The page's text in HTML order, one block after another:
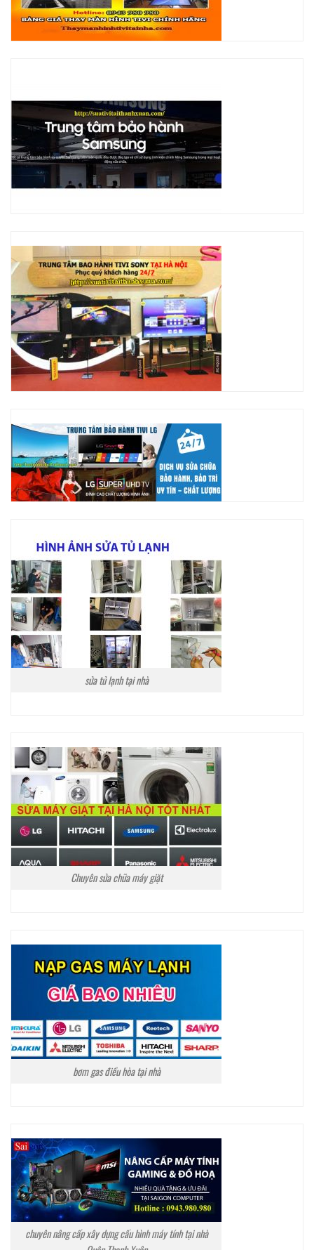
sửa tủ lạnh tại nhà
Chuyên sửa chữa máy giặt
bơm gas điều hòa tại nhà
chuyên nâng cấp xây dựng cấu hình máy tính tại nhà